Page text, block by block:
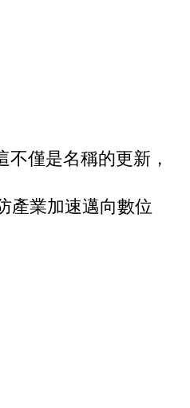
不僅是名稱的更新，
產業加速邁向數位